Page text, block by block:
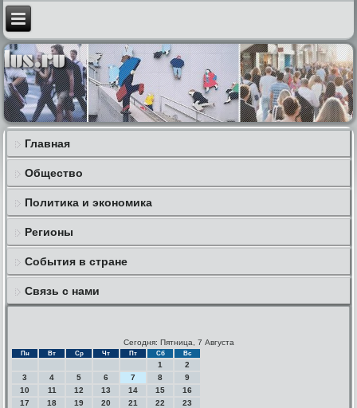
Главная
Общество
Политика и экономика
Регионы
События в стране
Связь с нами
Сегодня: Пятница, 7 Августа
Пн Вт Ср Чт Пт Сб Вс
1
2
3
4 5 6 7 8
9
10
11 12 13 14 15
16
17
18 19 20 21 22
23